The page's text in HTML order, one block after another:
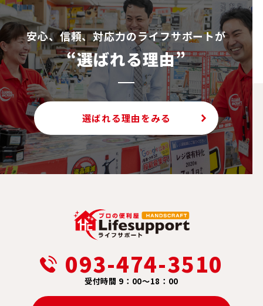
ビ
ゲ
ー
シ
ョ
ン
安⼼、信頼、対応⼒のライフサポートが
“選ばれる理由”
選ばれる理由をみる
093-474-3510
受付時間 9：00～18：00